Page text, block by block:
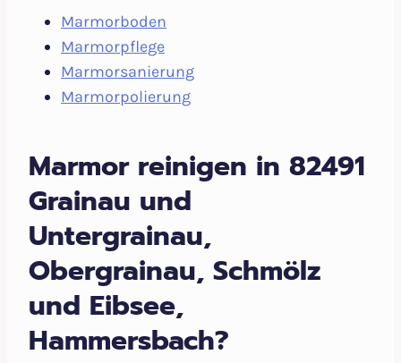
Marmorboden
Marmorpflege
Marmorsanierung
Marmorpolierung
Marmor reinigen in 82491
Grainau und
Untergrainau,
Obergrainau, Schmölz
und Eibsee,
Hammersbach?